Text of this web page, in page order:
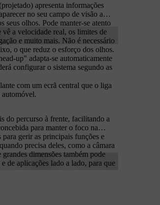
apresenta informações
no seu campo de visão a
seus olhos. Pode manter-se atento
vê a velocidade real, os limites de
e muito mais. Não é necessário
o que reduz o esforço dos olhos.
up" adapta-se automaticamente
configurar o sistema segundo as
com um ecrã central que o liga
automóvel.
do percurso à frente, facilitando a
para manter o foco na
gerir as principais funções e
precisa deles, como a câmara
dimensões também pode
de aplicações lado a lado, para que